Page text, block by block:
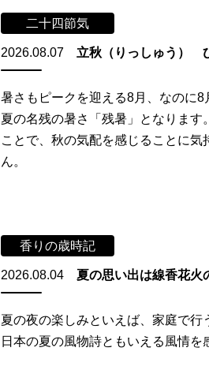
二十四節気
2026.08.07 立秋（りっしゅう）
暑さもピークを迎える8月、なのに8
夏の名残の暑さ「残暑」となります
ことで、秋の気配を感じることに
ん。
香りの歳時記
2026.08.04 夏の思い出は線香花火
夏の夜の楽しみといえば、家庭で行
日本の夏の風物詩ともいえる風情を